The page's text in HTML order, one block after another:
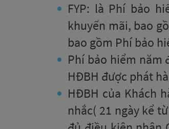
FYP: là Phí bảo
khuyến mãi, bao
bao gồm Phí bảo
Phí bảo hiểm năm
HĐBH được phát
HĐBH của Khách
nhắc( 21 ngày kể